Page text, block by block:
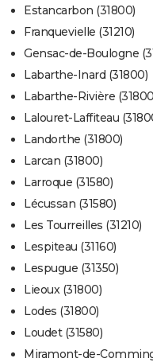
Estancarbon (31800)
Franquevielle (31210)
Gensac-de-Boulogne
Labarthe-Inard (31800)
Labarthe-Rivière
Lalouret-Laffiteau
Landorthe (31800)
Larcan (31800)
Larroque (31580)
Lécussan (31580)
Les Tourreilles (31210)
Lespiteau (31160)
Lespugue (31350)
Lieoux (31800)
Lodes (31800)
Loudet (31580)
Miramont-de-